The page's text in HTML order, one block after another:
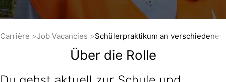
Carrière Job Vacancies Schülerpraktikum an
Über die Rolle